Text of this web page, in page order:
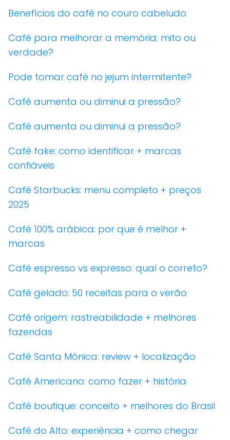
Benefícios do café no couro cabeludo
Café para melhorar a memória: mito ou
verdade?
Pode tomar café no jejum intermitente?
Café aumenta ou diminui a pressão?
Café aumenta ou diminui a pressão?
Café fake: como identificar + marcas
confiáveis
Café Starbucks: menu completo + preços
2025
Café 100% arábica: por que é melhor +
marcas
Café espresso vs expresso: qual o correto?
Café gelado: 50 receitas para o verão
Café origem: rastreabilidade + melhores
fazendas
Café Santa Mônica: review + localização
Café Americano: como fazer + história
Café boutique: conceito + melhores do Brasil
Café do Alto: experiência + como chegar